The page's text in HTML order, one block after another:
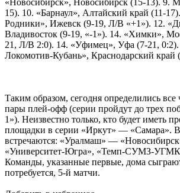
15). 10. «Барнаул», Алтайский край (11-
Родники», Ижевск (9-19, Л/В «+1»). 12.
Владивосток (9-19, «-1»). 14. «Химки»,
21, Л/В 2:0). 14. «Уфимец», Уфа (7-21,
Локомотив-Кубань», Краснодарский край
Таким образом, сегодня определились все
пары плей-офф (серии пройдут до трех
1»). Неизвестно только, кто будет иметь
площадки в серии «Иркут» — «Самара».
встречаются: «Уралмаш» —
«Университет-Югра», «Темп-СУМЗ-
Команды, указанные первые, дома
потребуется, 5-й матчи.